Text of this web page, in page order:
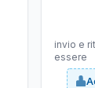
invio e
essere